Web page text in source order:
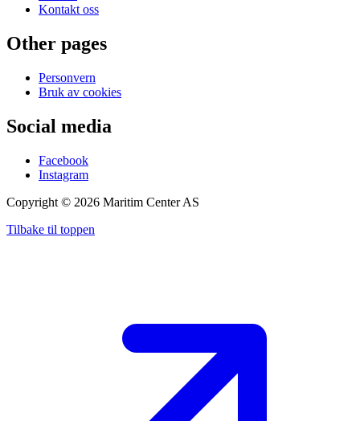
Kontakt oss
Other pages
Personvern
Bruk av cookies
Social media
Facebook
Instagram
Copyright © 2026 Maritim Center AS
Tilbake til toppen